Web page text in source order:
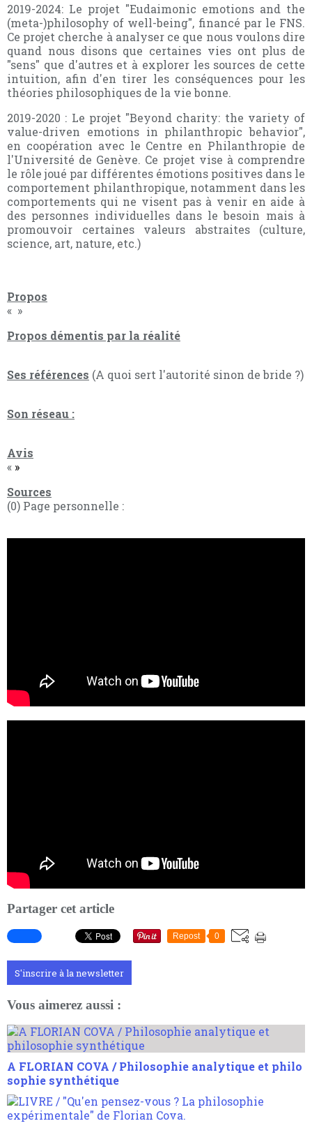
2019-2024: Le projet "Eudaimonic emotions and the
(meta-)philosophy of well-being", financé par le FNS.
Ce projet cherche à analyser ce que nous voulons dire
quand nous disons que certaines vies ont plus de
"sens" que d'autres et à explorer les sources de cette
intuition, afin d'en tirer les conséquences pour les
théories philosophiques de la vie bonne.
2019-2020 : Le projet "Beyond charity: the variety of
value-driven emotions in philanthropic behavior",
en coopération avec le Centre en Philanthropie de
l'Université de Genève. Ce projet vise à comprendre
le rôle joué par différentes émotions positives dans le
comportement philanthropique, notamment dans les
comportements qui ne visent pas à venir en aide à
des personnes individuelles dans le besoin mais à
promouvoir certaines valeurs abstraites (culture,
science, art, nature, etc.)
Propos
« »
Propos démentis par la réalité
Ses références (A quoi sert l'autorité sinon de bride ?)
Son réseau :
Avis
« »
Sources
(0) Page personnelle :
Partager cet article
Repost 0
S'inscrire à la newsletter
Vous aimerez aussi :
A FLORIAN COVA / Philosophie analytique et philo
sophie synthétique